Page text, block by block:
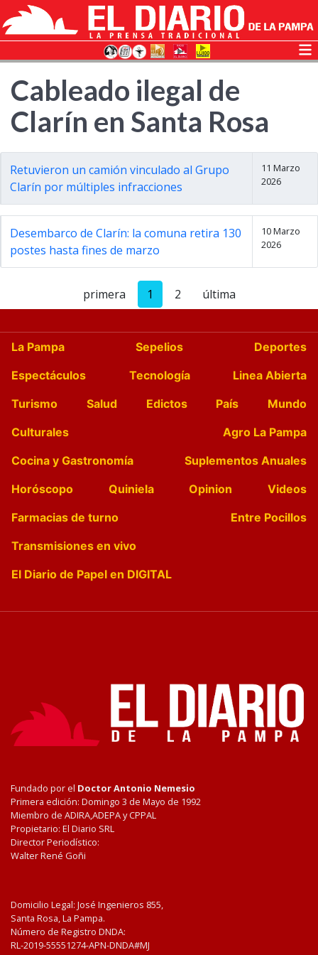
Cableado ilegal de
Clarín en Santa Rosa
Retuvieron un camión vinculado al Grupo
Clarín por múltiples infracciones
11 Marzo
2026
Desembarco de Clarín: la comuna retira 130
postes hasta fines de marzo
10 Marzo
2026
primera 1 2 última
La Pampa Sepelios
Deportes
Espectáculos
Tecnología
Linea Abierta
Turismo
Salud Edictos País
Mundo
Culturales
Agro La Pampa
Cocina y Gastronomía
Suplementos Anuales
Horóscopo
Quiniela Opinion
Videos
Farmacias de turno
Entre Pocillos
Transmisiones en vivo
El Diario de Papel en DIGITAL
Fundado por el Doctor Antonio Nemesio
Primera edición: Domingo 3 de Mayo de 1992
Miembro de ADIRA,ADEPA y CPPAL
Propietario: El Diario SRL
Director Periodístico:
Walter René Goñi
Domicilio Legal: José Ingenieros 855,
Santa Rosa, La Pampa.
Número de Registro DNDA:
RL-2019-55551274-APN-DNDA#MJ